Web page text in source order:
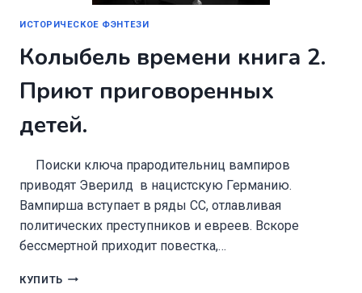
ИСТОРИЧЕСКОЕ ФЭНТЕЗИ
Колыбель времени книга 2.
Приют приговоренных
детей.
Поиски ключа прародительниц вампиров
приводят Эверилд в нацистскую Германию.
Вампирша вступает в ряды СС, отлавливая
политических преступников и евреев. Вскоре
бессмертной приходит повестка,…
КУПИТЬ КОЛЫБЕЛЬ